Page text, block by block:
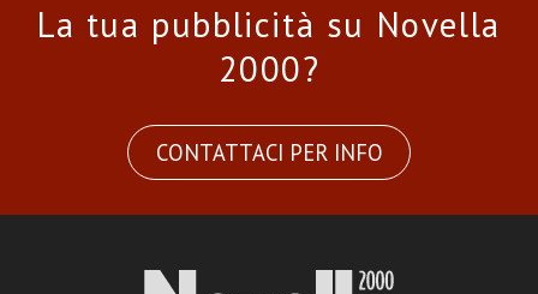
La tua pubblicità su Novella
2000?
CONTATTACI PER INFO